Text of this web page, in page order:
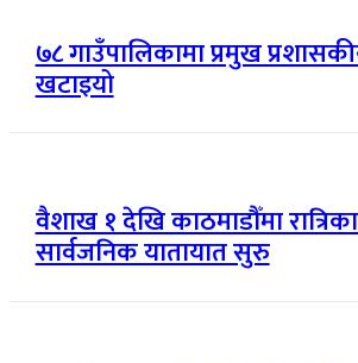
७८ गाउँपालिकामा प्रमुख
खटाइयो
वैशाख १ देखि काठमाडौँमा
सार्वजनिक यातायात सुरु